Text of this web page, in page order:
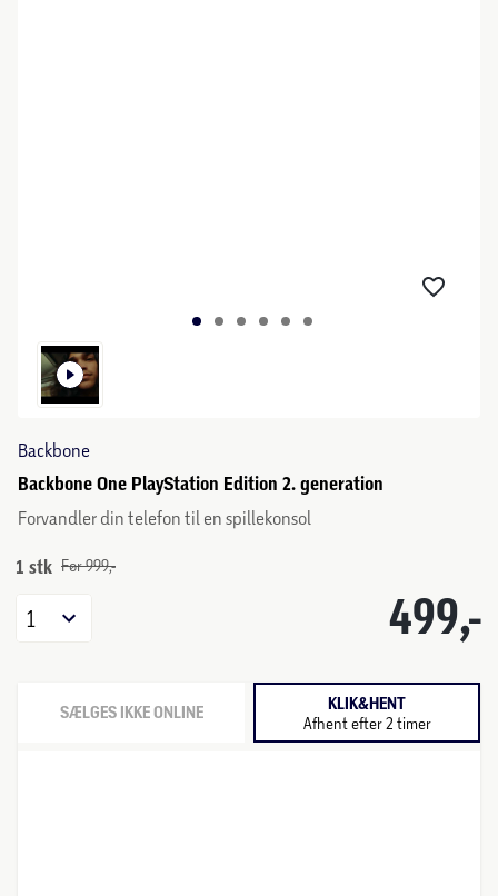
Backbone
Backbone One PlayStation Edition 2. generation
Forvandler din telefon til en spillekonsol
1 stk Før 999,-
499,-
1
SÆLGES IKKE ONLINE KLIK&HENT
Afhent efter 2 timer